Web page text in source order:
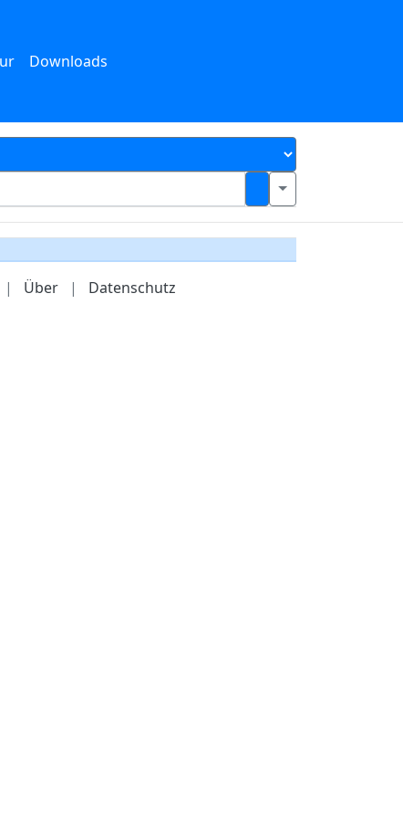
Downloads
| Über | Datenschutz